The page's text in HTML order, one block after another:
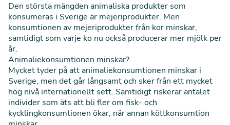
Den största mängden animaliska produkter som
konsumeras i Sverige är mejeriprodukter. Men
konsumtionen av mejeriprodukter från kor minskar,
samtidigt som varje ko nu också producerar mer mjölk per
år.
Animaliekonsumtionen minskar?
Mycket tyder på att animaliekonsumtionen minskar i
Sverige, men det går långsamt och sker från ett mycket
hög nivå internationellt sett. Samtidigt riskerar antalet
individer som äts att bli fler om fisk- och
kycklingkonsumtionen ökar, när annan köttkonsumtion